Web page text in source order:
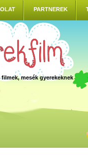
PARTNEREK
mesék gyerekeknek